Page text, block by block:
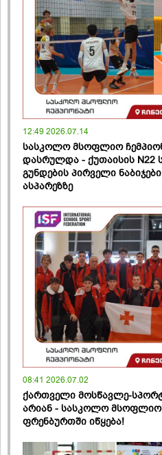
12:49 2026.07.14
სასკოლო მსოფლიო
დასრულდა - ქუთაისის N22
გუნდების პირველი
ასპარეზზე
08:41 2026.07.02
ქართველი მოსწავლე-
არიან - სასკოლო მსოფლიო
ფრენბურთში იწყება!